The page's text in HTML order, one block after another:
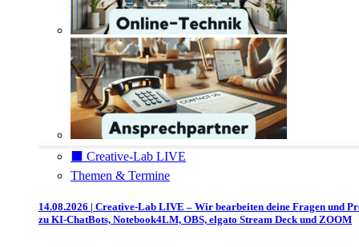
⬛️ Creative-Lab LIVE
Themen & Termine
14.08.2026 | Creative-Lab LIVE – Wir bearbeiten deine Fragen und
zu KI-ChatBots, Notebook4LM, OBS, elgato Stream Deck und ZOOM